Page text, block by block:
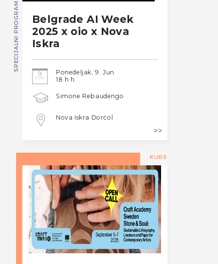
SPECIJALNI PROGRAM
Belgrade AI Week
2025 x oio x Nova
Iskra
9
JUN
Ponedeljak, 9. Jun
18 h h
Simone Rebaudengo
Nova Iskra Dorćol
KURS